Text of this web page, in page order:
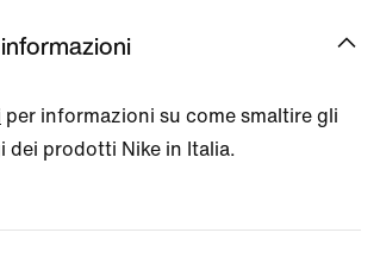
per informazioni su come smaltire gli
dei prodotti Nike in Italia.